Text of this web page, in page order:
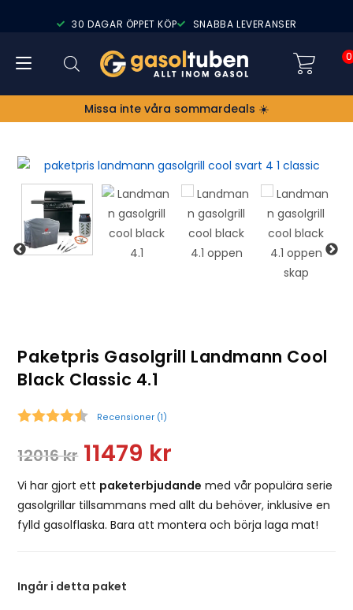
30 DAGAR ÖPPET KÖP SNABBA LEVERANSER
0
Missa inte våra sommardeals ☀️
Paketpris Gasolgrill Landmann Cool
Black Classic 4.1
Recensioner (1)
12016kr 11479 kr
Vi har gjort ett paketerbjudande med vår populära serie
gasolgrillar tillsammans med allt du behöver, inklusive en
fylld gasolflaska. Bara att montera och börja laga mat!
Ingår i detta paket